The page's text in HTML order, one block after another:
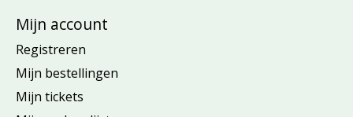
Mijn account
Registreren
Mijn bestellingen
Mijn tickets